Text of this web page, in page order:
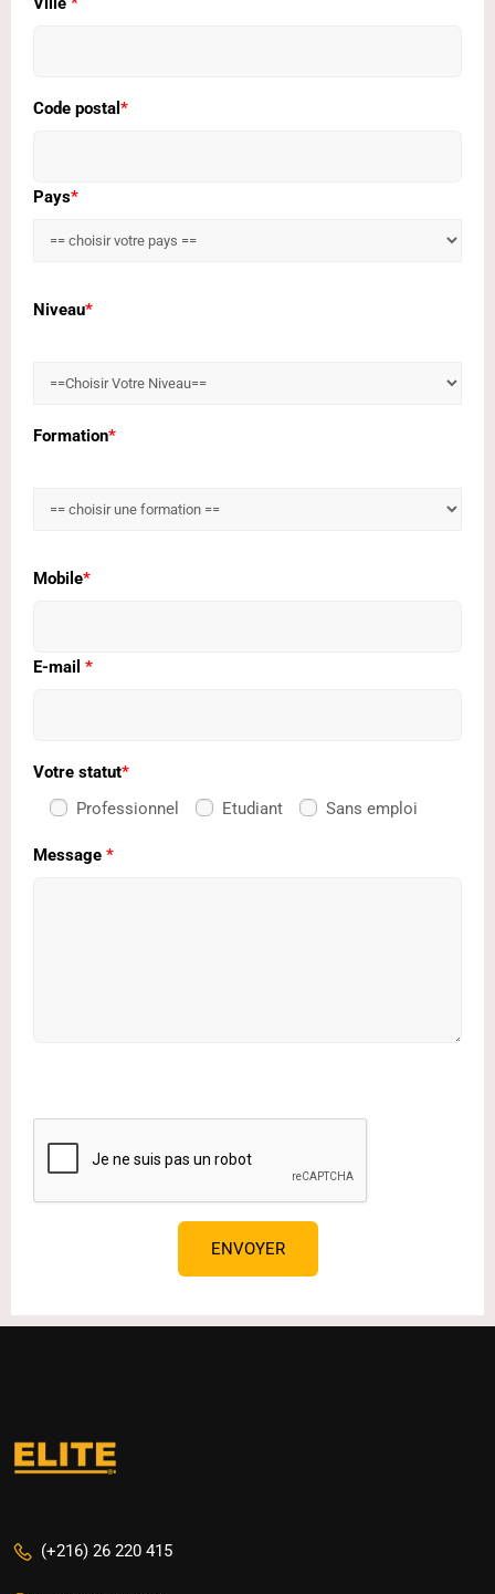
Code postal *
Pays*
Niveau*
Formation*
Mobile*
E-mail *
Votre statut*
Professionnel
Etudiant Sans emploi
Message *
(+216) 26 220 415